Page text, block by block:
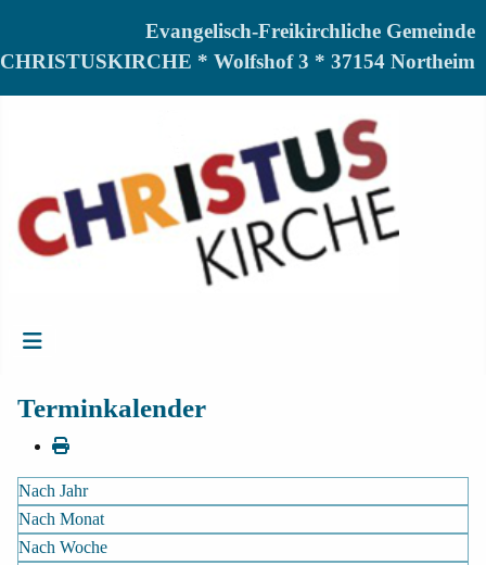
Evangelisch-Freikirchliche Gemeinde
CHRISTUSKIRCHE * Wolfshof 3 * 37154 Northeim
Terminkalender
Nach Jahr
Nach Monat
Nach Woche